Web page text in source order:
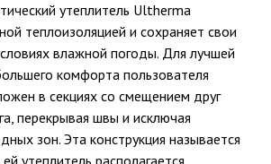
утеплитель Ultherma
теплоизоляцией и сохраняет свои
влажной погоды. Для лучшей
комфорта пользователя
в секциях со смещением друг
перекрывая швы и исключая
зон. Эта конструкция называется
утеплитель располагается